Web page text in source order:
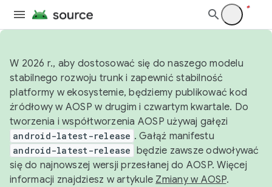
W 2026 r., aby dostosować się do naszego modelu
stabilnego rozwoju trunk i zapewnić stabilność
platformy w ekosystemie, będziemy publikować kod
źródłowy w AOSP w drugim i czwartym kwartale. Do
tworzenia i współtworzenia AOSP używaj gałęzi
android-latest-release . Gałąź manifestu
android-latest-release będzie zawsze odwoływać
się do najnowszej wersji przesłanej do AOSP. Więcej
informacji znajdziesz w artykule Zmiany w AOSP.